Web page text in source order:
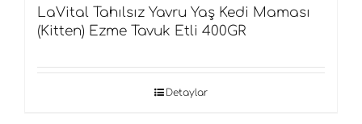
LaVital Tahılsız Yavru Yaş Kedi Maması
(Kitten) Ezme Tavuk Etli 400GR
Detaylar